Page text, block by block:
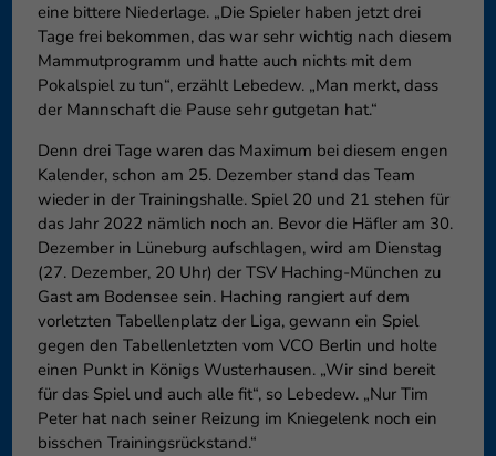
eine bittere Niederlage. „Die Spieler haben jetzt drei
Tage frei bekommen, das war sehr wichtig nach diesem
Mammutprogramm und hatte auch nichts mit dem
Pokalspiel zu tun“, erzählt Lebedew. „Man merkt, dass
der Mannschaft die Pause sehr gutgetan hat.“
Denn drei Tage waren das Maximum bei diesem engen
Kalender, schon am 25. Dezember stand das Team
wieder in der Trainingshalle. Spiel 20 und 21 stehen für
das Jahr 2022 nämlich noch an. Bevor die Häfler am 30.
Dezember in Lüneburg aufschlagen, wird am Dienstag
(27. Dezember, 20 Uhr) der TSV Haching-München zu
Gast am Bodensee sein. Haching rangiert auf dem
vorletzten Tabellenplatz der Liga, gewann ein Spiel
gegen den Tabellenletzten vom VCO Berlin und holte
einen Punkt in Königs Wusterhausen. „Wir sind bereit
für das Spiel und auch alle fit“, so Lebedew. „Nur Tim
Peter hat nach seiner Reizung im Kniegelenk noch ein
bisschen Trainingsrückstand.“